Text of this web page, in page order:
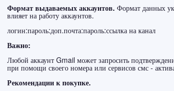
Формат выдаваемых аккаунтов. Формат данных
влияет на работу аккаунтов.
логин:пароль:доп.почта:пароль:ссылка на канал
Важно:
Любой аккаунт Gmail может запросить
при помощи своего номера или сервисов смс -
Рекомендации к покупке.